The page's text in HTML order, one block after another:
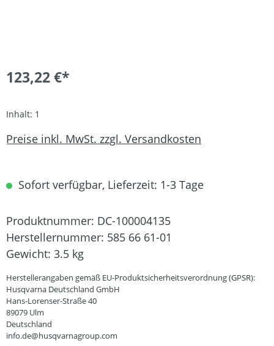
123,22 €*
Inhalt: 1
Preise inkl. MwSt. zzgl. Versandkosten
Sofort verfügbar, Lieferzeit: 1-3 Tage
Produktnummer: DC-100004135
Herstellernummer: 585 66 61-01
Gewicht: 3.5 kg
Herstellerangaben gemäß EU-Produktsicherheitsverordnung (GPSR):
Husqvarna Deutschland GmbH
Hans-Lorenser-Straße 40
89079 Ulm
Deutschland
info.de@husqvarnagroup.com